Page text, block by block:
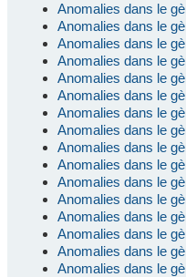
Anomalies dans le
Anomalies dans le
Anomalies dans le
Anomalies dans le
Anomalies dans le
Anomalies dans le
Anomalies dans le
Anomalies dans le
Anomalies dans le
Anomalies dans le
Anomalies dans le
Anomalies dans le
Anomalies dans le
Anomalies dans le
Anomalies dans le
Anomalies dans le